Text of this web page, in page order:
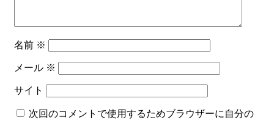
名前 ※
メール ※
サイト
次回のコメントで使用するためブラウザーに自分の